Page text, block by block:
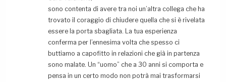
sono contenta di avere tra noi un’altra collega che ha
trovato il coraggio di chiudere quella che si è rivelata
essere la porta sbagliata. La tua esperienza
conferma per l’ennesima volta che spesso ci
buttiamo a capofitto in relazioni che già in partenza
sono malate. Un “uomo” che a 30 anni si comporta e
pensa in un certo modo non potrà mai trasformarsi